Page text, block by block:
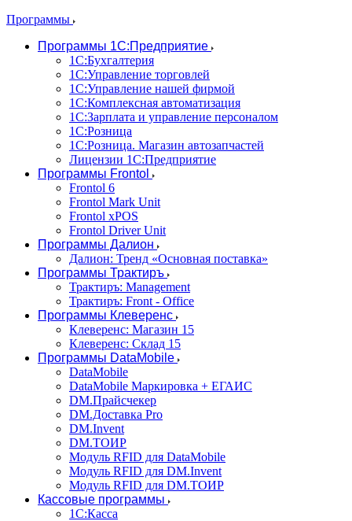
Программы
Программы 1С:Предприятие
1С:Бухгалтерия
1С:Управление торговлей
1С:Управление нашей фирмой
1С:Комплексная автоматизация
1С:Зарплата и управление персоналом
1С:Розница
1С:Розница. Магазин автозапчастей
Лицензии 1С:Предприятие
Программы Frontol
Frontol 6
Frontol Mark Unit
Frontol xPOS
Frontol Driver Unit
Программы Далион
Далион: Тренд «Основная поставка»
Программы Трактиръ
Трактиръ: Management
Трактиръ: Front - Office
Программы Клеверенс
Клеверенс: Магазин 15
Клеверенс: Склад 15
Программы DataMobile
DataMobile
DataMobile Маркировка + ЕГАИС
DM.Прайсчекер
DM.Доставка Pro
DM.Invent
DM.ТОИР
Модуль RFID для DataMobile
Модуль RFID для DM.Invent
Модуль RFID для DM.ТОИР
Кассовые программы
1С:Касса